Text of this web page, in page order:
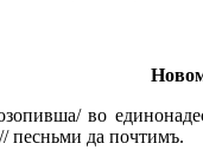
во
песньми да почтимъ.